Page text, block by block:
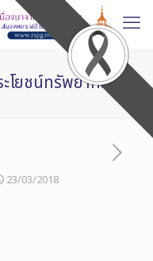
โยชน์ทรัพยากร
23/03/2018